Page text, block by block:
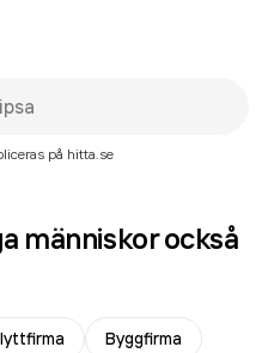
på hitta.se
människor också
Byggfirma